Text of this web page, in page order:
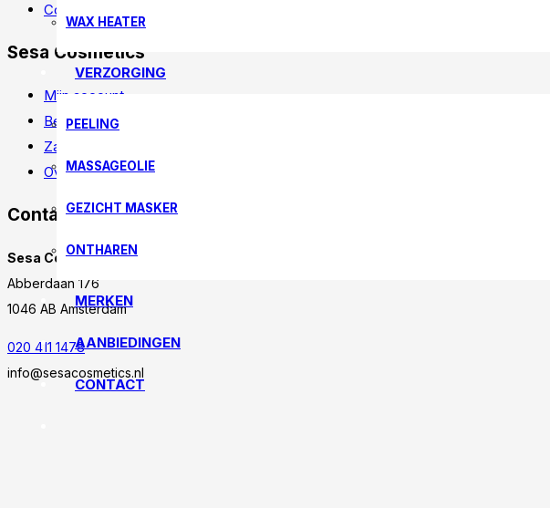
WAX HEATER
VERZORGING
PEELING
MASSAGEOLIE
GEZICHT MASKER
ONTHAREN
MERKEN
AANBIEDINGEN
CONTACT
Contact
Sesa Cosmetics
Mijn account
Bestelling traceren
Zakelijk account
Over Ons
Contacteer ons
Sesa Cosmetics
Abberdaan 176
1046 AB Amsterdam
020 411 1478
info@sesacosmetics.nl